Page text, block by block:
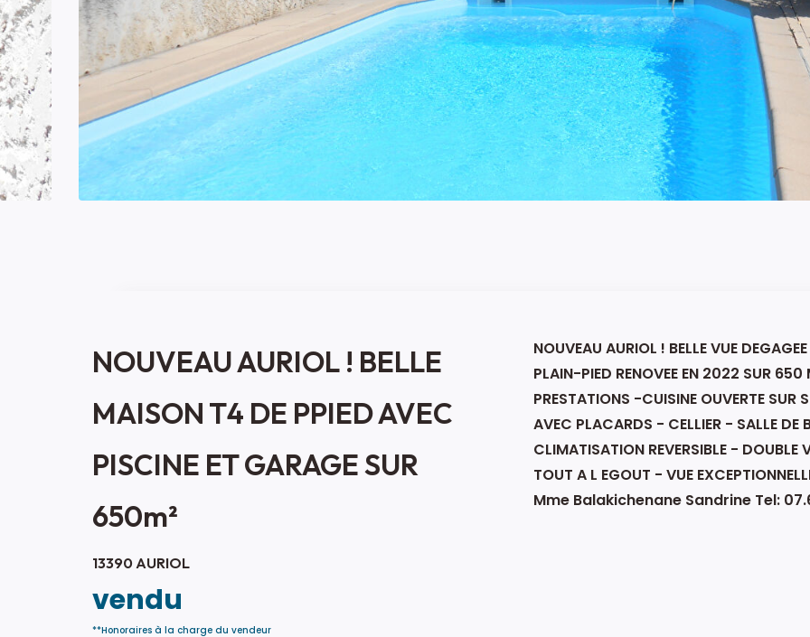
NOUVEAU AURIOL ! BELLE
MAISON T4 DE PPIED AVEC
PISCINE ET GARAGE SUR
650m²
13390 AURIOL
vendu
**Honoraires à la charge du vendeur
NOUVEAU AURIOL ! BELLE VUE
PLAIN-PIED RENOVEE EN 2022 SUR 650
PRESTATIONS -CUISINE OUVERTE
AVEC PLACARDS - CELLIER - SALLE DE
CLIMATISATION REVERSIBLE -
TOUT A L EGOUT - VUE
Mme Balakichenane Sandrine Tel: